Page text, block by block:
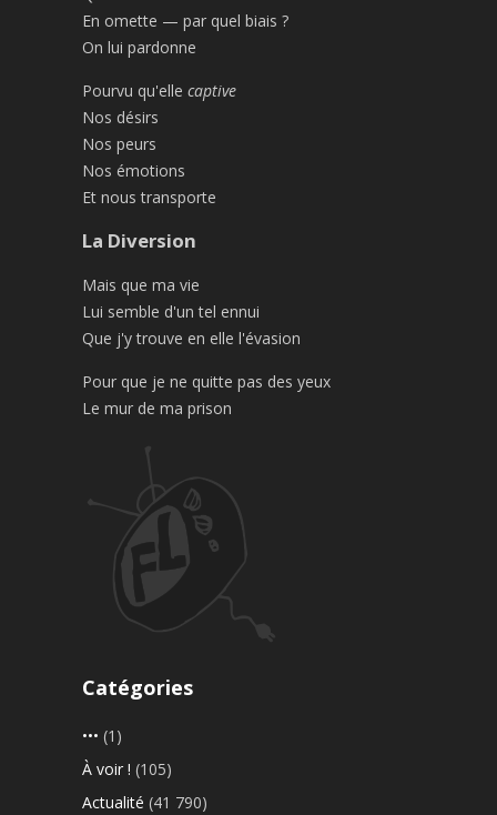
En omette — par quel biais ?
On lui pardonne
Pourvu qu'elle captive
Nos désirs
Nos peurs
Nos émotions
Et nous transporte
La Diversion
Mais que ma vie
Lui semble d'un tel ennui
Que j'y trouve en elle l'évasion
Pour que je ne quitte pas des yeux
Le mur de ma prison
Catégories
••• (1)
À voir ! (105)
Actualité (41 790)